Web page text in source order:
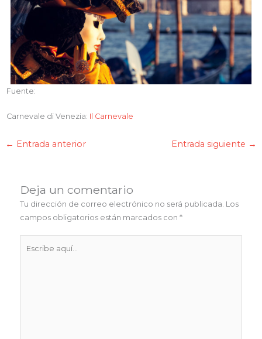
Fuente:
Carnevale di Venezia: Il Carnevale
← Entrada anterior Entrada siguiente →
Deja un comentario
Tu dirección de correo electrónico no será publicada. Los
campos obligatorios están marcados con*